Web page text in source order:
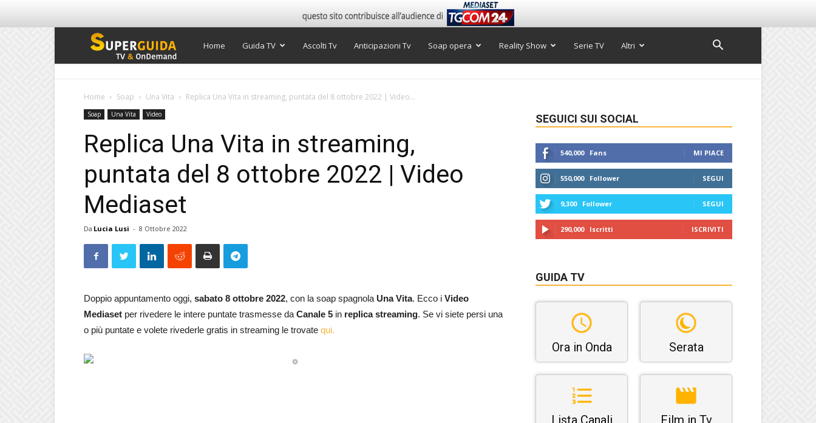
Super
Home Guida TV Ascolti Tv Anticipazioni Tv Soap opera Reality Show Serie TV Altri
Home Soap Una Vita Replica Una Vita in streaming, puntata del 8 ottobre 2022 | Video...
Soap Una Vita Video
Replica Una Vita in streaming,
puntata del 8 ottobre 2022 | Video
Mediaset
Da Lucia Lusi - 8 Ottobre 2022
Doppio appuntamento oggi, sabato 8 ottobre 2022, con la soap spagnola Una Vita. Ecco i Video
Mediaset per rivedere le intere puntate trasmesse da Canale 5 in replica streaming. Se vi siete persi una
o più puntate e volete rivederle gratis in streaming le trovate qui.
SEGUICI SUI SOCIAL
540,000 Fans MI PIACE
550,000 Follower SEGUI
9,300 Follower SEGUI
290,000 Iscritti ISCRIVITI
GUIDA TV
Ora in Onda Serata
Lista Canali Film in Tv